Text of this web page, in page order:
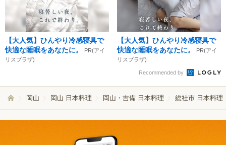
【大人気】ひんやり冷感寝具で
快適な睡眠をあなたに。
PR(アイ
リスプラザ)
【大人気】ひんやり冷感寝具で
快適な睡眠をあなたに。
PR(アイ
リスプラザ)
Recommended by
岡山 岡山 日本料理 岡山・吉備 日本料理 総社市 日本料理